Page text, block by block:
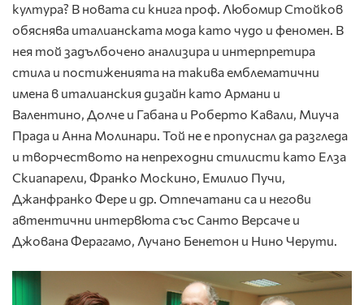
култура? В новата си книга проф. Любомир Стойков
обяснява италианската мода като чудо и феномен. В
нея той задълбочено анализира и интерпретира
стила и постиженията на такива емблематични
имена в италианския дизайн като Армани и
Валентино, Долче и Габана и Роберто Кавали, Миуча
Прада и Анна Молинари. Той не е пропуснал да разгледа
и творчеството на непреходни стилисти като Елза
Скиапарели, Франко Москино, Емилио Пучи,
Джанфранко Фере и др. Отпечатани са и негови
автентични интервюта със Санто Версаче и
Джoвана Ферагамо, Лучано Бенетон и Нино Черути.